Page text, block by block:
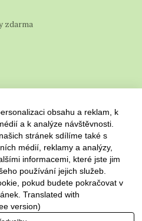
zdarma
obsahu a reklam, k
a k analýze návštěvnosti.
stránek sdílíme také s
médií, reklamy a analýzy,
informacemi, které jste jim
používání jejich služeb.
pokud budete pokračovat v
Translated with
version)